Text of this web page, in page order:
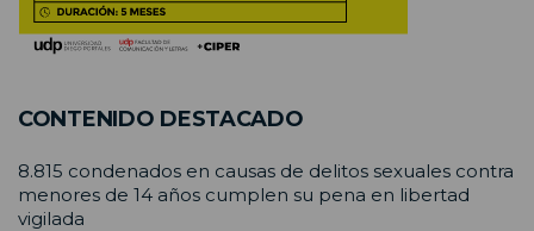
CONTENIDO DESTACADO
8.815 condenados en causas de delitos sexuales contra
menores de 14 años cumplen su pena en libertad
vigilada